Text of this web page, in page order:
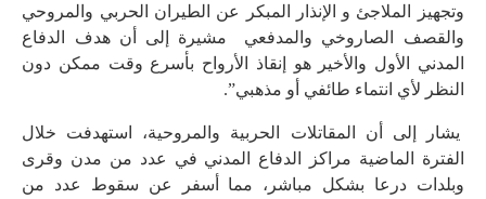
ﻭﺗﺠﻬﻴﺰ ﺍﻟﻤﻼﺟﺊ ﻭ ﺍﻹنذار المبكر عن الطيران الحربي والمروحي
والقصف الصاروخي والمدفعي مشيرة إلى أن هدف الدفاع
المدني الأول والأخير هو إنقاذ الأرواح بأسرع وقت ممكن دون
النظر لأي انتماء طائفي أو مذهبي”.
يشار إلى أن المقاتلات الحربية والمروحية، استهدفت خلال
الفترة الماضية مراكز الدفاع المدني في عدد من مدن وقرى
وبلدات درعا بشكل مباشر، مما أسفر عن سقوط عدد من